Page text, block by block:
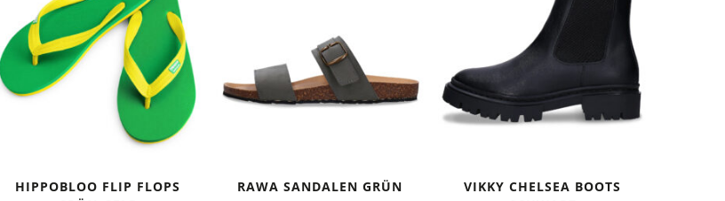
HIPPOBLOO FLIP FLOPS
RAWA SANDALEN GRÜN
VIKKY CHELSEA BOOTS